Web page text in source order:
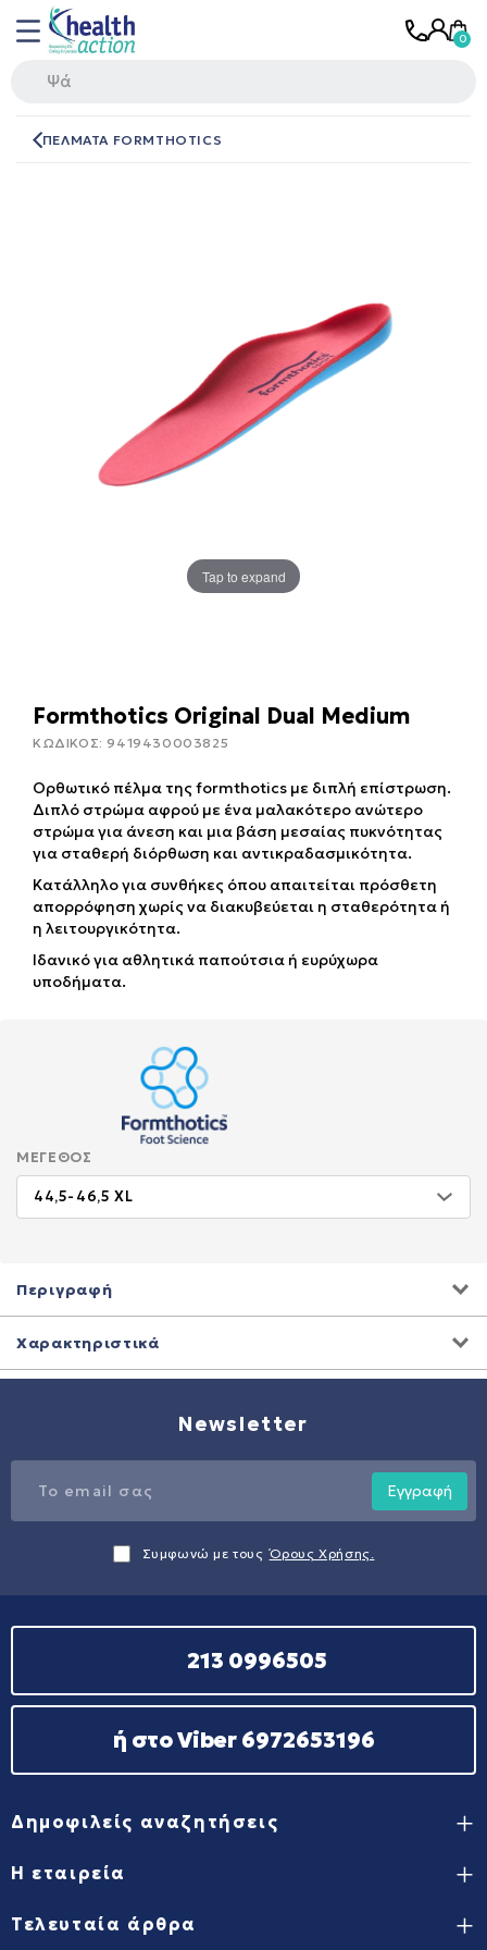
ΠΕΛΜΑΤΑ FORMTHOTICS
Tap to expand
Formthotics Original Dual Medium
ΚΩΔΙΚΟΣ:9419430003825
Ορθωτικό πέλμα της formthotics με διπλή επίστρωση.
Διπλό στρώμα αφρού με ένα μαλακότερο ανώτερο
στρώμα για άνεση και μια βάση μεσαίας πυκνότητας
για σταθερή διόρθωση και αντικραδασμικότητα.
Κατάλληλο για συνθήκες όπου απαιτείται πρόσθετη
απορρόφηση χωρίς να διακυβεύεται η σταθερότητα ή
η λειτουργικότητα.
Ιδανικό για αθλητικά παπούτσια ή ευρύχωρα
υποδήματα.
ΜΈΓΕΘΟΣ
Περιγραφή
Χαρακτηριστικά
Newsletter
Εγγραφή
Συμφωνώ με τους Όρους Χρήσης.
213 0996505
ή στο Viber 6972653196
Δημοφιλείς αναζητήσεις
Η εταιρεία
Τελευταία άρθρα